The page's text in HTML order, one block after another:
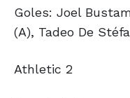
Goles: Joel
(A), Tadeo De
Athletic 2